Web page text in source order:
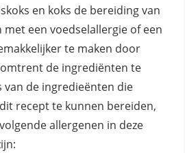
en koks de bereiding van
een voedselallergie of een
te maken door
de ingrediënten te
van de ingredieënten die
recept te kunnen bereiden,
allergenen in deze